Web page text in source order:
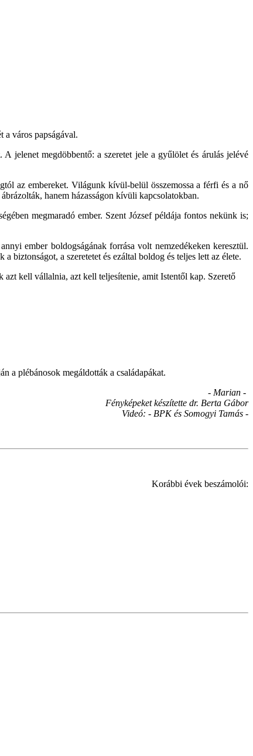
a város papságával.
jelenet megdöbbentő: a szeretet jele a gyűlölet és árulás jelévé
az embereket. Világunk kívül-belül összemossa a férfi és a nő
hanem házasságon kívüli kapcsolatokban.
megmaradó ember. Szent József példája fontos nekünk is;
ember boldogságának forrása volt nemzedékeken keresztül.
biztonságot, a szeretetet és ezáltal boldog és teljes lett az élete.
kell vállalnia, azt kell teljesítenie, amit Istentől kap. Szerető
a plébánosok megáldották a családapákat.
- Marian -
Fényképeket készítette dr. Berta Gábor
Videó: - BPK és Somogyi Tamás -
Korábbi évek beszámolói: